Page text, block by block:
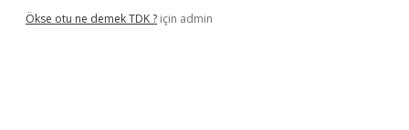
Ökse otu ne demek TDK ? için admin